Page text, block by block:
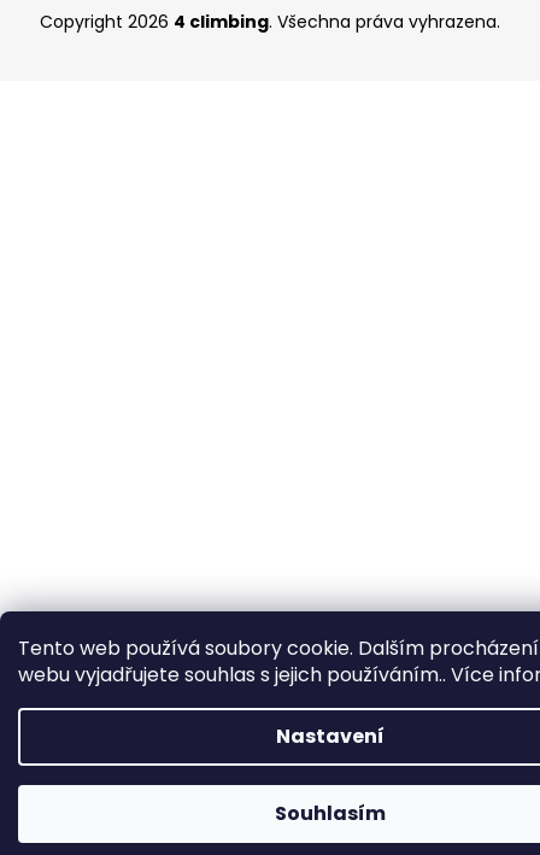
Tento web používá soubory cookie. Dalším
webu vyjadřujete souhlas s jejich používáním.. Více
Nastavení
Souhlasím
Copyright 2026 4 climbing. Všechna práva vyhrazena.